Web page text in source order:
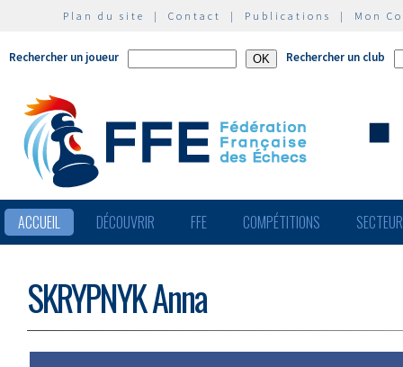
Plan du site | Contact | Publications | Mon
Rechercher un joueur Rechercher un club
ACCUEIL DÉCOUVRIR FFE COMPÉTITIONS
SKRYPNYK Anna